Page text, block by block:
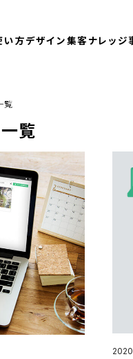
い方デザイン集客ナレッジ
覧
覧